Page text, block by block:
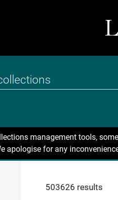
management tools,
apologise for any
503626 results